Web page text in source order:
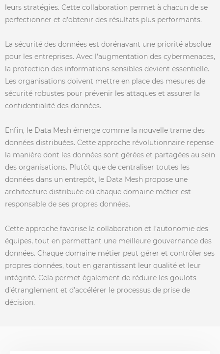
leurs stratégies. Cette collaboration permet à chacun de se
perfectionner et d’obtenir des résultats plus performants.
La sécurité des données est dorénavant une priorité absolue
pour les entreprises. Avec l’augmentation des cybermenaces,
la protection des informations sensibles devient essentielle.
Les organisations doivent mettre en place des mesures de
sécurité robustes pour prévenir les attaques et assurer la
confidentialité des données.
Enfin, le Data Mesh émerge comme la nouvelle trame des
données distribuées. Cette approche révolutionnaire repense
la manière dont les données sont gérées et partagées au sein
des organisations. Plutôt que de centraliser toutes les
données dans un entrepôt, le Data Mesh propose une
architecture distribuée où chaque domaine métier est
responsable de ses propres données.
Cette approche favorise la collaboration et l’autonomie des
équipes, tout en permettant une meilleure gouvernance des
données. Chaque domaine métier peut gérer et contrôler ses
propres données, tout en garantissant leur qualité et leur
intégrité. Cela permet également de réduire les goulots
d’étranglement et d’accélérer le processus de prise de
décision.